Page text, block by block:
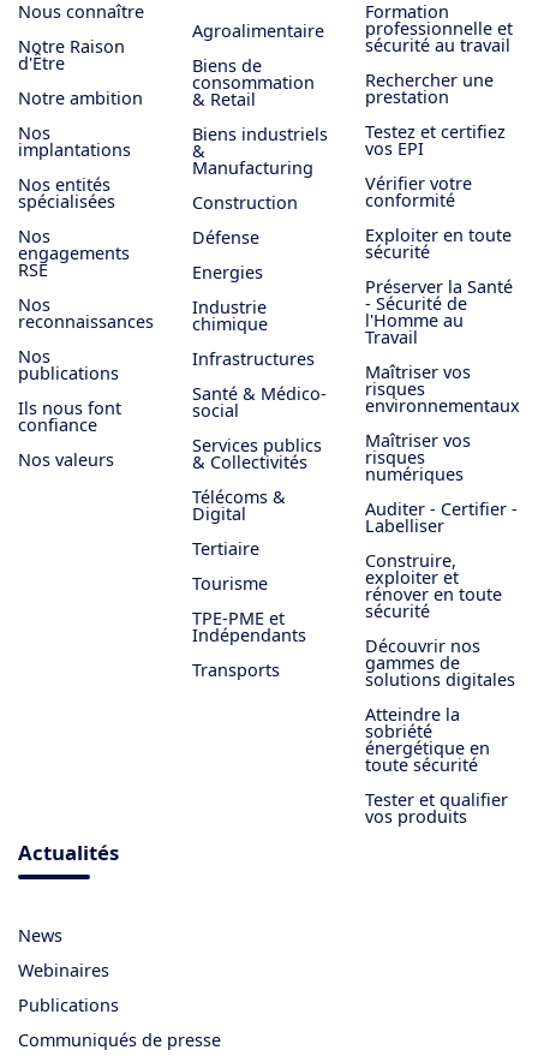
Nous connaître
Notre Raison
d'Être
Notre ambition
Nos
implantations
Nos entités
spécialisées
Nos
engagements
RSE
Nos
reconnaissances
Nos
publications
Ils nous font
confiance
Nos valeurs
Agroalimentaire
Biens de
consommation
& Retail
Biens industriels
&
Manufacturing
Construction
Défense
Energies
Industrie
chimique
Infrastructures
Santé & Médico-
social
Services publics
& Collectivités
Télécoms &
Digital
Tertiaire
Tourisme
TPE-PME et
Indépendants
Transports
Formation
professionnelle et
sécurité au travail
Rechercher une
prestation
Testez et certifiez
vos EPI
Vérifier votre
conformité
Exploiter en toute
sécurité
Préserver la Santé
- Sécurité de
l'Homme au
Travail
Maîtriser vos
risques
environnementaux
Maîtriser vos
risques
numériques
Auditer - Certifier -
Labelliser
Construire,
exploiter et
rénover en toute
sécurité
Découvrir nos
gammes de
solutions digitales
Atteindre la
sobriété
énergétique en
toute sécurité
Tester et qualifier
vos produits
Actualités
News
Webinaires
Publications
Communiqués de presse